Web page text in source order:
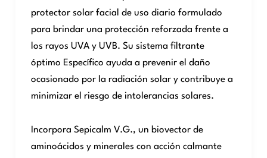
protector solar facial de uso diario formulado
para brindar una protección reforzada frente a
los rayos UVA y UVB. Su sistema filtrante
óptimo Específico ayuda a prevenir el daño
ocasionado por la radiación solar y contribuye a
minimizar el riesgo de intolerancias solares.
Incorpora Sepicalm V.G., un biovector de
aminoácidos y minerales con acción calmante